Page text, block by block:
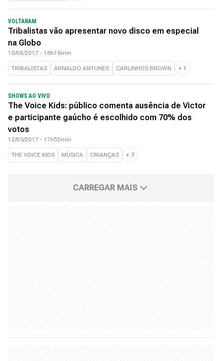
VOLTARAM
Tribalistas vão apresentar novo disco em especial
na Globo
10/08/2017 - 16h16min
TRIBALISTAS ARNALDO ANTUNES CARLINHOS BROWN + 1
SHOWS AO VIVO
The Voice Kids: público comenta ausência de Victor
e participante gaúcho é escolhido com 70% dos
votos
12/03/2017 - 17h55min
THE VOICE KIDS MÚSICA CRIANÇAS + 7
CARREGAR MAIS